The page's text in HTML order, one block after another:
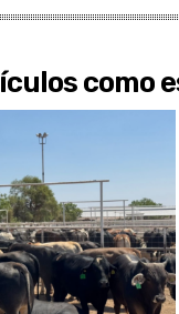
como